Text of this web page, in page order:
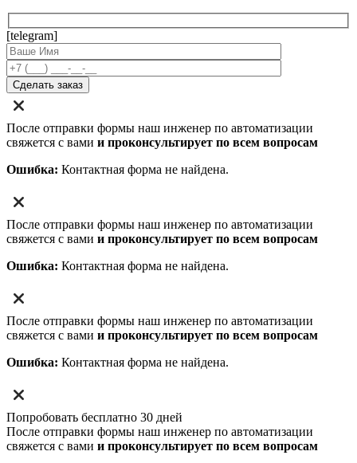
[telegram]
После отправки формы наш инженер по автоматизации
свяжется с вами и проконсультирует по всем вопросам
Ошибка: Контактная форма не найдена.
После отправки формы наш инженер по автоматизации
свяжется с вами и проконсультирует по всем вопросам
Ошибка: Контактная форма не найдена.
После отправки формы наш инженер по автоматизации
свяжется с вами и проконсультирует по всем вопросам
Ошибка: Контактная форма не найдена.
Попробовать бесплатно 30 дней
После отправки формы наш инженер по автоматизации
свяжется с вами и проконсультирует по всем вопросам